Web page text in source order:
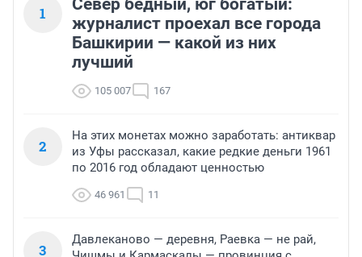
1
журналист проехал все города
Башкирии — какой из них
лучший
105 007 167
2
На этих монетах можно заработать: антиквар
из Уфы рассказал, какие редкие деньги 1961
по 2016 год обладают ценностью
46 961 11
3
Давлеканово — деревня, Раевка — не рай,